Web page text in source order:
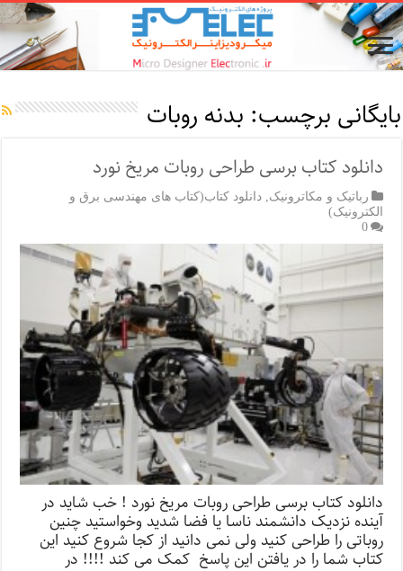
بایگانی برچسب: بدنه روبات
دانلود کتاب برسی طراحی روبات مریخ نورد
رباتیک و مکاترونیک ,دانلود کتاب(کتاب های مهندسی برق و
الکترونیک)
0
دانلود کتاب برسی طراحی روبات مریخ نورد ! خب شاید در
آینده نزدیک دانشمند ناسا یا فضا شدید وخواستید چنین
روباتی را طراحی کنید ولی نمی دانید از کجا شروع کنید این
کتاب شما را در یافتن این پاسخ کمک می کند !!!! در